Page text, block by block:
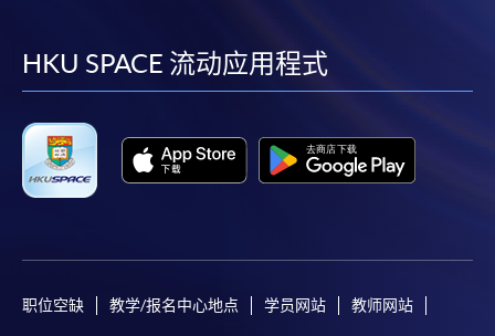
facebook
youtube
linkedin
HKU SPACE 流动应用程式
职位空缺 教学/报名中心地点 学员网站 教师网站